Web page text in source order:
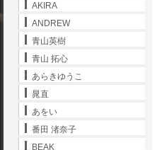
AKIRA
ANDREW
青山英樹
青山 拓心
あらきゆうこ
晁直
あをい
番田 渚奈子
BEAK